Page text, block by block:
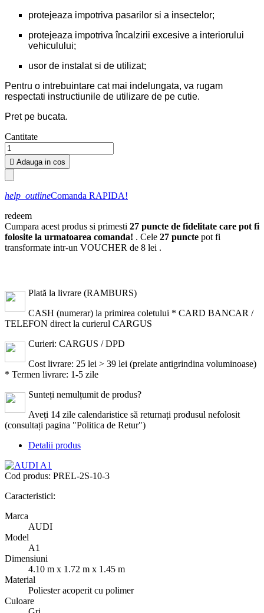
protejeaza impotriva pasarilor si a insectelor;
protejeaza impotriva încalzirii excesive a interiorului
vehiculului;
usor de instalat si de utilizat;
Pentru o intrebuintare cat mai indelungata, va rugam
respectati instructiunile de utilizare de pe cutie.
Pret pe bucata.
Cantitate
 Adauga in cos
help_outlineComanda RAPIDA!
redeem
Cumpara acest produs si primesti 27 puncte de fidelitate care pot fi
folosite la urmatoarea comanda! . Cele 27 puncte pot fi
transformate intr-un VOUCHER de 8 lei .
Plată la livrare (RAMBURS)
CASH (numerar) la primirea coletului * CARD BANCAR /
TELEFON direct la curierul CARGUS
Curieri: CARGUS / DPD
Cost livrare: 25 lei > 39 lei (prelate antigrindina voluminoase)
* Termen livrare: 1-5 zile
Sunteți nemulțumit de produs?
Aveți 14 zile calendaristice să returnați produsul nefolosit
(consultați pagina "Politica de Retur")
Detalii produs
Cod produs: PREL-2S-10-3
Caracteristici:
Marca
AUDI
Model
A1
Dimensiuni
4.10 m x 1.72 m x 1.45 m
Material
Poliester acoperit cu polimer
Culoare